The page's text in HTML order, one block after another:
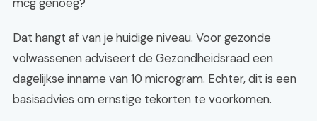
Dat hangt af van je huidige niveau. Voor gezonde
volwassenen adviseert de Gezondheidsraad een
dagelijkse inname van 10 microgram. Echter, dit is een
basisadvies om ernstige tekorten te voorkomen.